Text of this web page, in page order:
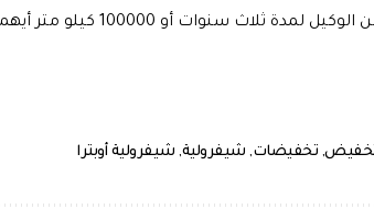
سنوات أو 100000 كيلو متر أيهما أقرب.
, تخفيضات, شيفرولية, شيفرولية أوبترا